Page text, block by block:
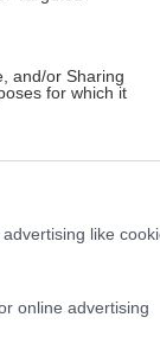
and/or Sharing
for which it
like
online advertising
αγάπη στους
χαρίσει
τον Μάρτη